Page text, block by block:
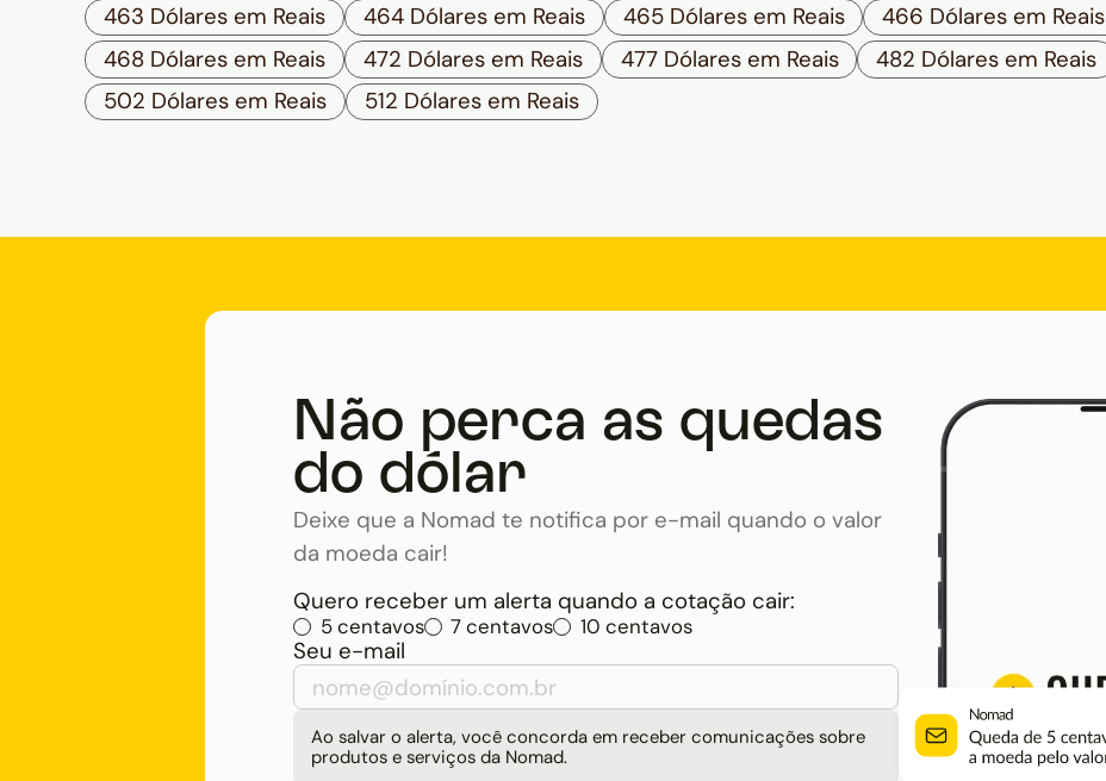
463 Dólares em Reais 464 Dólares em Reais 465 Dólares em Reais 466 Dólares em Reais
468 Dólares em Reais
472 Dólares em Reais 477 Dólares em Reais 482 Dólares em Reais
502 Dólares em Reais
512 Dólares em Reais
Não perca as quedas
do dólar
Deixe que a Nomad te notifica por e-mail quando o valor
da moeda cair!
Quero receber um alerta quando a cotação cair:
5 centavos 7 centavos 10 centavos
Seu e-mail
Ao salvar o alerta, você concorda em receber comunicações sobre
produtos e serviços da Nomad.